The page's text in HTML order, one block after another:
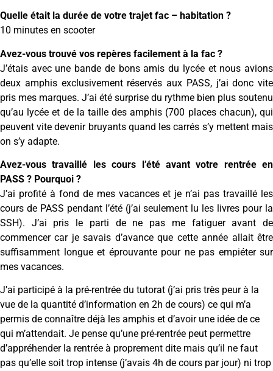
Quelle était la durée de votre trajet fac – habitation ?
10 minutes en scooter
Avez-vous trouvé vos repères facilement à la fac ?
J’étais avec une bande de bons amis du lycée et nous avions
deux amphis exclusivement réservés aux PASS, j’ai donc vite
pris mes marques. J’ai été surprise du rythme bien plus soutenu
qu’au lycée et de la taille des amphis (700 places chacun), qui
peuvent vite devenir bruyants quand les carrés s’y mettent mais
on s’y adapte.
Avez-vous travaillé les cours l’été avant votre rentrée en
PASS ? Pourquoi ?
J’ai profité à fond de mes vacances et je n’ai pas travaillé les
cours de PASS pendant l’été (j’ai seulement lu les livres pour la
SSH). J’ai pris le parti de ne pas me fatiguer avant de
commencer car je savais d’avance que cette année allait être
suffisamment longue et éprouvante pour ne pas empiéter sur
mes vacances.
J’ai participé à la pré-rentrée du tutorat (j’ai pris très peur à la
vue de la quantité d’information en 2h de cours) ce qui m’a
permis de connaître déjà les amphis et d’avoir une idée de ce
qui m’attendait. Je pense qu’une pré-rentrée peut permettre
d’appréhender la rentrée à proprement dite mais qu’il ne faut
pas qu’elle soit trop intense (j’avais 4h de cours par jour) ni trop